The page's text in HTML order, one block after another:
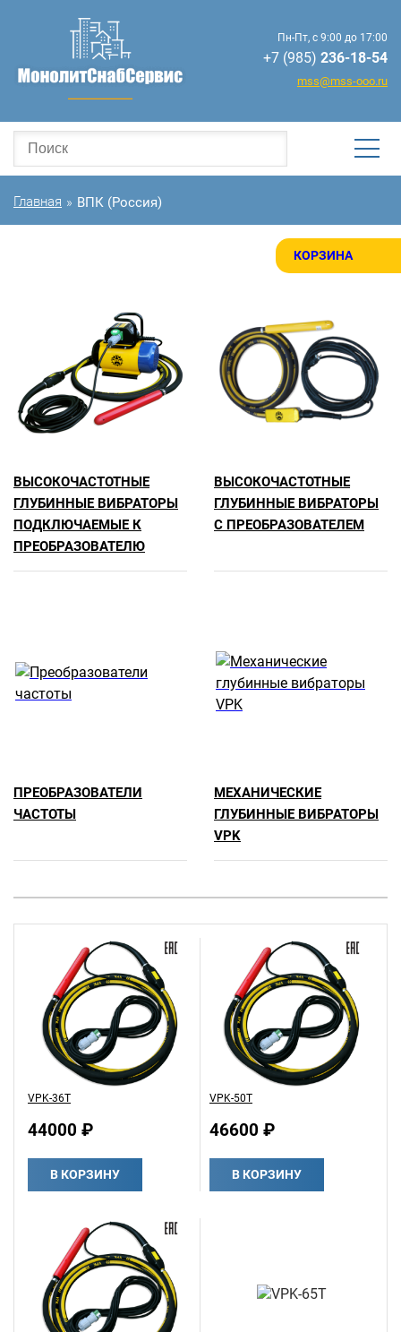
КОРЗИНА
Пн-Пт, с 9:00 до 17:00
+7 (985) 236-18-54
mss@mss-ooo.ru
Главная » ВПК (Россия)
ВЫСОКОЧАСТОТНЫЕ
ГЛУБИННЫЕ ВИБРАТОРЫ
ПОДКЛЮЧАЕМЫЕ К
ПРЕОБРАЗОВАТЕЛЮ
ВЫСОКОЧАСТОТНЫЕ
ГЛУБИННЫЕ ВИБРАТОРЫ
С ПРЕОБРАЗОВАТЕЛЕМ
ПРЕОБРАЗОВАТЕЛИ
ЧАСТОТЫ
МЕХАНИЧЕСКИЕ
ГЛУБИННЫЕ ВИБРАТОРЫ
VPK
VPK-36T
44000 ₽
В КОРЗИНУ
VPK-50T
46600 ₽
В КОРЗИНУ